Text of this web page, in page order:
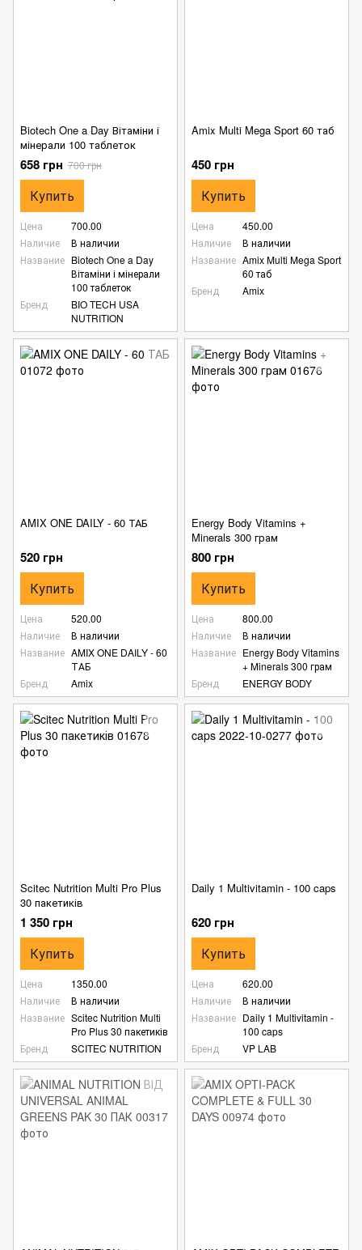
Biotech One a Day Вітаміни і
мінерали 100 таблеток
658 грн 700 грн
Купить
Цена
700.00
Наличие
В наличии
Название Biotech One a Day
Вітаміни і мінерали
100 таблеток
Бренд
BIO TECH USA
NUTRITION
Amix Multi Mega Sport 60 таб
450 грн
Купить
Цена
450.00
Наличие
В наличии
Название Amix Multi Mega Sport
60 таб
Бренд
Amix
AMIX ONE DAILY - 60 ТАБ
520 грн
Купить
Цена
520.00
Наличие
В наличии
Название AMIX ONE DAILY - 60
ТАБ
Бренд
Amix
Energy Body Vitamins +
Minerals 300 грам
800 грн
Купить
Цена
800.00
Наличие
В наличии
Название Energy Body Vitamins
+ Minerals 300 грам
Бренд
ENERGY BODY
Scitec Nutrition Multi Pro Plus
30 пакетиків
1 350 грн
Купить
Цена
1350.00
Наличие
В наличии
Название Scitec Nutrition Multi
Pro Plus 30 пакетиків
Бренд
SCITEC NUTRITION
Daily 1 Multivitamin - 100 caps
620 грн
Купить
Цена
620.00
Наличие
В наличии
Название Daily 1 Multivitamin -
100 caps
Бренд
VP LAB